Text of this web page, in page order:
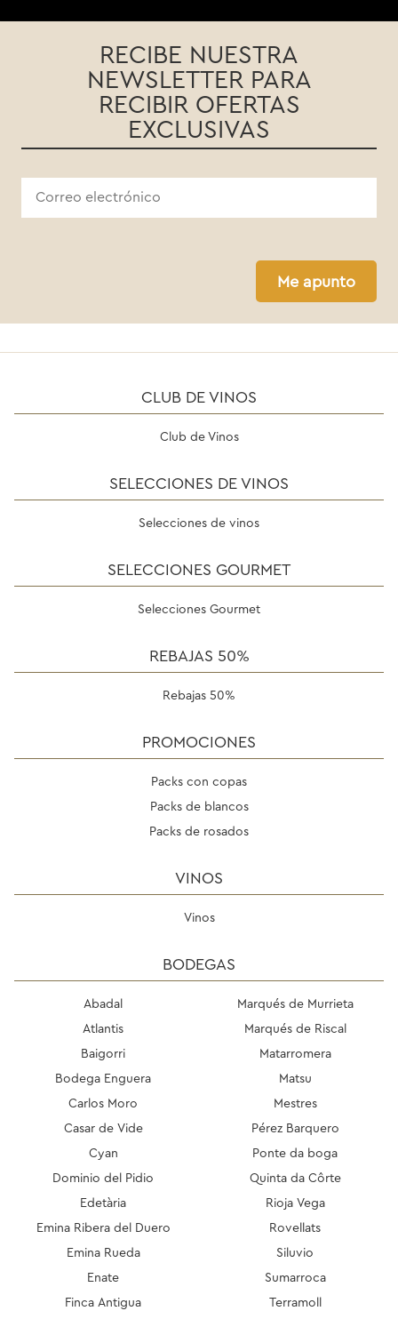
RECIBE NUESTRA
NEWSLETTER PARA
RECIBIR OFERTAS
EXCLUSIVAS
Me apunto
CLUB DE VINOS
Club de Vinos
SELECCIONES DE VINOS
Selecciones de vinos
SELECCIONES GOURMET
Selecciones Gourmet
REBAJAS 50%
Rebajas 50%
PROMOCIONES
Packs con copas
Packs de blancos
Packs de rosados
VINOS
Vinos
BODEGAS
Abadal
Atlantis
Baigorri
Bodega Enguera
Carlos Moro
Casar de Vide
Cyan
Dominio del Pidio
Edetària
Emina Ribera del Duero
Emina Rueda
Enate
Finca Antigua
Marqués de Murrieta
Marqués de Riscal
Matarromera
Matsu
Mestres
Pérez Barquero
Ponte da boga
Quinta da Côrte
Rioja Vega
Rovellats
Siluvio
Sumarroca
Terramoll